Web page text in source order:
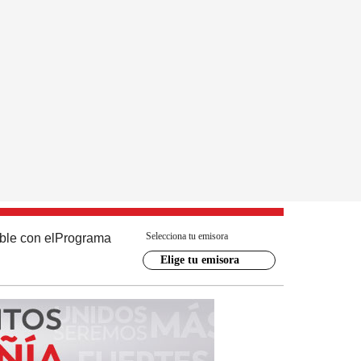
con el Programa Selecciona tu emisora
Elige tu emisora